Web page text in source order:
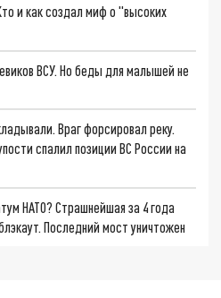
и как создал миф о "высоких
ВСУ. Но беды для малышей не
Враг форсировал реку.
спалил позиции ВС России на
НАТО? Страшнейшая за 4 года
Последний мост уничтожен